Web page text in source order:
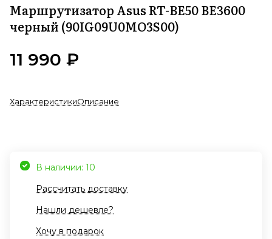
Маршрутизатор Asus RT-BE50 BE3600
черный (90IG09U0MO3S00)
11 990 ₽
ХарактеристикиОписание
В наличии: 10
Рассчитать доставку
Нашли дешевле?
Хочу в подарок